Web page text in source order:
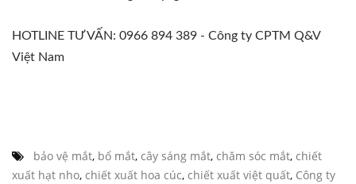
HOTLINE TƯ VẤN: 0966 894 389 - Công ty CPTM Q&V
Việt Nam
bảo vệ mắt, bổ mắt, cây sáng mắt, chăm sóc mắt, chiết
xuất hạt nho, chiết xuất hoa cúc, chiết xuất việt quất, Công ty